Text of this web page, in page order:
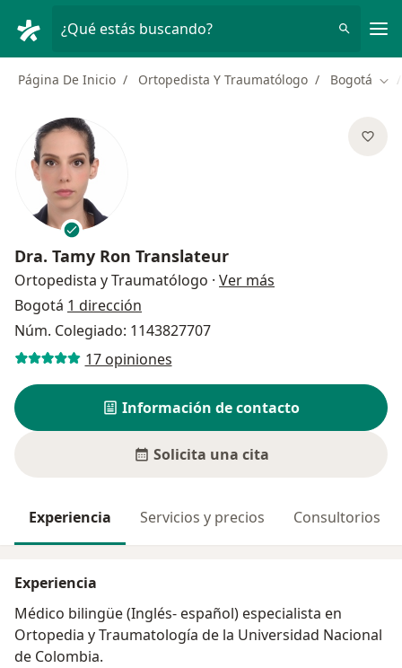
¿Qué estás buscando?
Página De Inicio Ortopedista Y Traumatólogo Bogotá
Dra. Tamy Ron Translateur
Ortopedista y Traumatólogo · Ver más
Bogotá 1 dirección
Núm. Colegiado: 1143827707
17 opiniones
Información de contacto
Solicita una cita
Experiencia Servicios y precios Consultorios
Experiencia
Médico bilingüe (Inglés- español) especialista en
Ortopedia y Traumatología de la Universidad Nacional
de Colombia.